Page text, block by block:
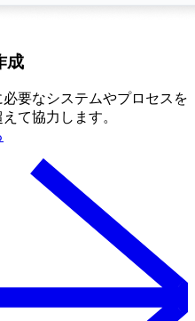
成
要なシステムやプロセスを
て協力します。